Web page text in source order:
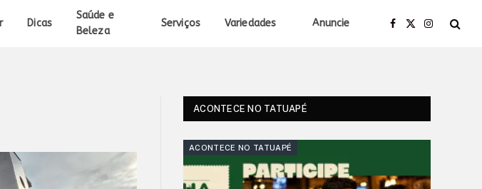
Dicas
Saúde e
Beleza
Serviços Variedades Anuncie
Facebook
X
Instagram
ACONTECE NO TATUAPÉ
ACONTECE NO TATUAPÉ